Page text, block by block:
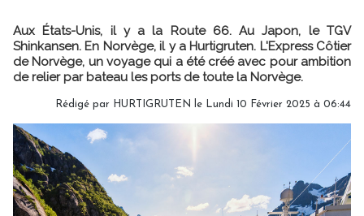
Aux États-Unis, il y a la Route 66. Au Japon, le TGV
Shinkansen. En Norvège, il y a Hurtigruten. L'Express Côtier
de Norvège, un voyage qui a été créé avec pour ambition
de relier par bateau les ports de toute la Norvège.
Rédigé par HURTIGRUTEN le Lundi 10 Février 2025 à 06:44